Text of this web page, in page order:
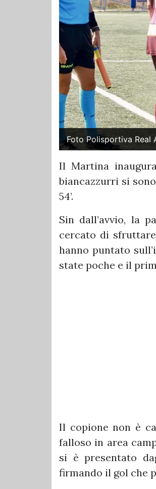
Foto Polisportiva Real
Il Martina
biancazzurri si
54’.
Sin dall’avvio, la
cercato di
hanno puntato
state poche e il
Il copione non è
falloso in area
si è presentato
firmando il gol che